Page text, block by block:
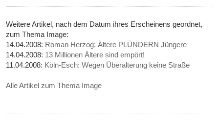
Weitere Artikel, nach dem Datum ihres Erscheinens geordnet,
zum Thema Image:
14.04.2008: Roman Herzog: Ältere PLÜNDERN Jüngere
14.04.2008: 13 Millionen Ältere sind empört!
11.04.2008: Köln-Esch: Wegen Überalterung keine Straße
Alle Artikel zum Thema Image